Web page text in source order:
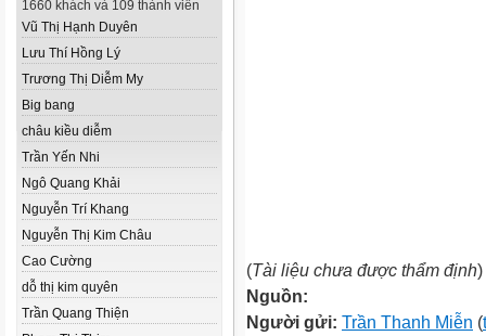
1660 khách và 109 thành viên
Vũ Thị Hạnh Duyên
Lưu Thí Hồng Lý
Trương Thị Diễm My
Big bang
châu kiều diễm
Trần Yến Nhi
Ngô Quang Khải
Nguyễn Trí Khang
Nguyễn Thị Kim Châu
Cao Cường
dỗ thị kim quyên
Trần Quang Thiện
(Tài liệu chưa được thẩm định)
Nguồn:
Người gửi: Trần Thanh Miễn (